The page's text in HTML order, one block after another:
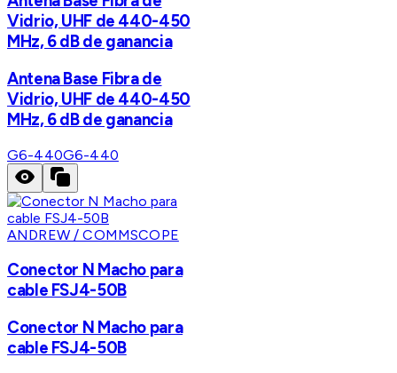
Vidrio, UHF de 440-450
MHz, 6 dB de ganancia
Antena Base Fibra de
Vidrio, UHF de 440-450
MHz, 6 dB de ganancia
G6-440G6-440
ANDREW / COMMSCOPE
Conector N Macho para
cable FSJ4-50B
Conector N Macho para
cable FSJ4-50B